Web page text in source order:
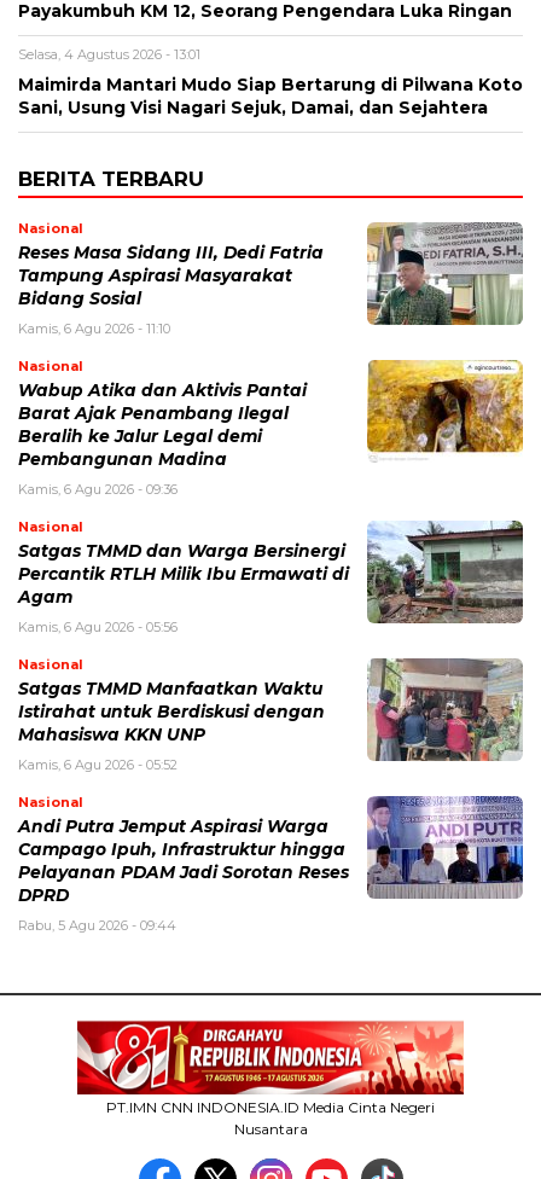
Payakumbuh KM 12, Seorang Pengendara Luka Ringan
Selasa, 4 Agustus 2026 - 13:01
Maimirda Mantari Mudo Siap Bertarung di Pilwana Koto
Sani, Usung Visi Nagari Sejuk, Damai, dan Sejahtera
BERITA TERBARU
Nasional
Reses Masa Sidang III, Dedi Fatria
Tampung Aspirasi Masyarakat
Bidang Sosial
Kamis, 6 Agu 2026 - 11:10
Nasional
Wabup Atika dan Aktivis Pantai
Barat Ajak Penambang Ilegal
Beralih ke Jalur Legal demi
Pembangunan Madina
Kamis, 6 Agu 2026 - 09:36
Nasional
Satgas TMMD dan Warga Bersinergi
Percantik RTLH Milik Ibu Ermawati di
Agam
Kamis, 6 Agu 2026 - 05:56
Nasional
Satgas TMMD Manfaatkan Waktu
Istirahat untuk Berdiskusi dengan
Mahasiswa KKN UNP
Kamis, 6 Agu 2026 - 05:52
Nasional
Andi Putra Jemput Aspirasi Warga
Campago Ipuh, Infrastruktur hingga
Pelayanan PDAM Jadi Sorotan Reses
DPRD
Rabu, 5 Agu 2026 - 09:44
PT.IMN CNN INDONESIA.ID Media Cinta Negeri
Nusantara